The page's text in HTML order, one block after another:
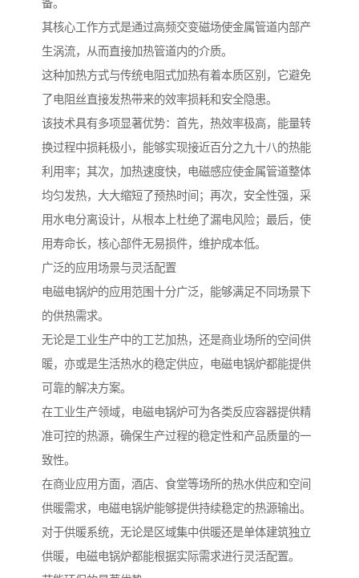
备。
其核心工作方式是通过高频交变磁场使金属管道内部产
生涡流，从而直接加热管道内的介质。
这种加热方式与传统电阻式加热有着本质区别，它避免
了电阻丝直接发热带来的效率损耗和安全隐患。
该技术具有多项显著优势：首先，热效率极高，能量转
换过程中损耗极小，能够实现接近百分之九十八的热能
利用率；其次，加热速度快，电磁感应使金属管道整体
均匀发热，大大缩短了预热时间；再次，安全性强，采
用水电分离设计，从根本上杜绝了漏电风险；最后，使
用寿命长，核心部件无易损件，维护成本低。
广泛的应用场景与灵活配置
电磁电锅炉的应用范围十分广泛，能够满足不同场景下
的供热需求。
无论是工业生产中的工艺加热，还是商业场所的空间供
暖，亦或是生活热水的稳定供应，电磁电锅炉都能提供
可靠的解决方案。
在工业生产领域，电磁电锅炉可为各类反应容器提供精
准可控的热源，确保生产过程的稳定性和产品质量的一
致性。
在商业应用方面，酒店、食堂等场所的热水供应和空间
供暖需求，电磁电锅炉能够提供持续稳定的热源输出。
对于供暖系统，无论是区域集中供暖还是单体建筑独立
供暖，电磁电锅炉都能根据实际需求进行灵活配置。